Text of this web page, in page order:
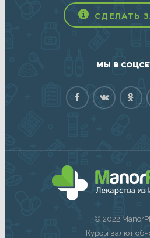
СДЕЛАТЬ
МЫ В
© 2022
Курсы валют